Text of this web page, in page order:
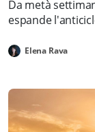
Da metà
espande
Elena Rava